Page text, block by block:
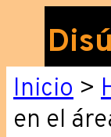
Inicio >
en el